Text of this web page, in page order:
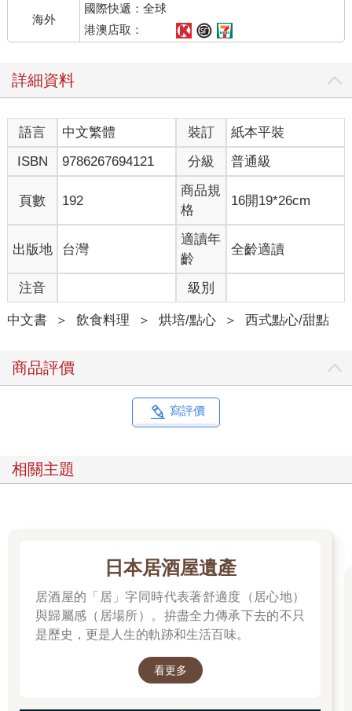
海外
國際快遞：全球
港澳店取：
詳細資料
語言 中文繁體 裝訂
紙本平裝
ISBN
9786267694121 分級 普通級
頁數 192
商品規
格
16開19*26cm
出版地 台灣
適讀年
齡
全齡適讀
注音 級別
中文書 ＞ 飲食料理 ＞ 烘培/點心 ＞ 西式點心/甜點
商品評價
寫評價
相關主題
日本居酒屋遺產
居酒屋的「居」字同時代表著舒適度（居心地）
與歸屬感（居場所）。拚盡全力傳承下去的不只
是歷史，更是人生的軌跡和生活百味。
看更多